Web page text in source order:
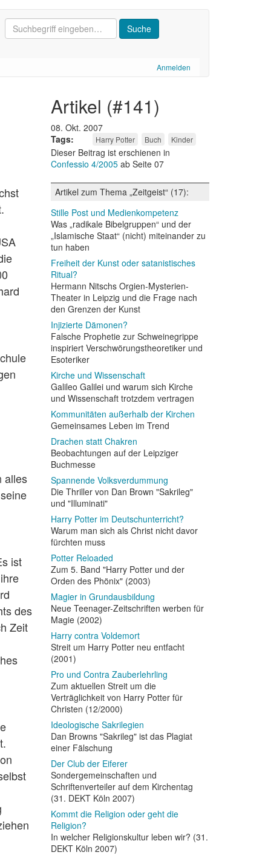
Anmelden
alles
ist
des
Zeit
artikel (#141)
08. Okt. 2007
Tags
Harry Potter Buch Kinder
Dieser Beitrag ist erschienen in
Confessio 4/2005 ab Seite 07
Artikel zum Thema „Zeitgeist“ (17):
Stille Post und Medienkompetenz
Was „radikale Bibelgruppen“ und der
„Islamische Staat“ (nicht) miteinander zu
tun haben
Freiheit der Kunst oder satanistisches
Ritual?
Hermann Nitschs Orgien-Mysterien-
Theater in Leipzig und die Frage nach
den Grenzen der Kunst
Injizierte Dämonen?
Falsche Prophetie zur Schweinegrippe
inspiriert Verschwörungstheoretiker und
Esoteriker
Kirche und Wissenschaft
Galileo Galilei und warum sich Kirche
und Wissenschaft trotzdem vertragen
Kommunitäten außerhalb der Kirchen
Gemeinsames Leben im Trend
Drachen statt Chakren
Beobachtungen auf der Leipziger
Buchmesse
Spannende Volksverdummung
Die Thriller von Dan Brown "Sakrileg"
und "Illuminati"
Harry Potter im Deutschunterricht?
Warum man sich als Christ nicht davor
fürchten muss
Potter Reloaded
Zum 5. Band "Harry Potter und der
Orden des Phönix" (2003)
Magier in Grundausbildung
Neue Teenager-Zeitschriften werben für
Magie (2002)
Harry contra Voldemort
Streit um Harry Potter neu entfacht
(2001)
Pro und Contra Zauberlehrling
Zum aktuellen Streit um die
Verträglichkeit von Harry Potter für
Christen (12/2000)
Ideologische Sakrilegien
Dan Browns "Sakrileg" ist das Plagiat
einer Fälschung
Der Club der Eiferer
Sondergemeinschaften und
Schriftenverteiler auf dem Kirchentag
(31. DEKT Köln 2007)
Kommt die Religion oder geht die
Religion?
In welcher Religionskultur leben wir? (31.
DEKT Köln 2007)